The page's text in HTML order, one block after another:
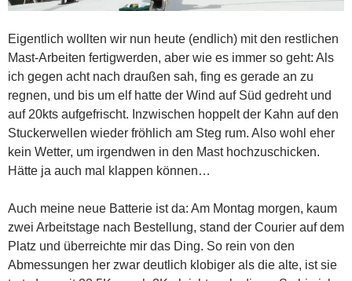
Eigentlich wollten wir nun heute (endlich) mit den restlichen
Mast-Arbeiten fertigwerden, aber wie es immer so geht: Als
ich gegen acht nach draußen sah, fing es gerade an zu
regnen, und bis um elf hatte der Wind auf Süd gedreht und
auf 20kts aufgefrischt. Inzwischen hoppelt der Kahn auf den
Stuckerwellen wieder fröhlich am Steg rum. Also wohl eher
kein Wetter, um irgendwen in den Mast hochzuschicken.
Hätte ja auch mal klappen können…
Auch meine neue Batterie ist da: Am Montag morgen, kaum
zwei Arbeitstage nach Bestellung, stand der Courier auf dem
Platz und überreichte mir das Ding. So rein von den
Abmessungen her zwar deutlich klobiger als die alte, ist sie